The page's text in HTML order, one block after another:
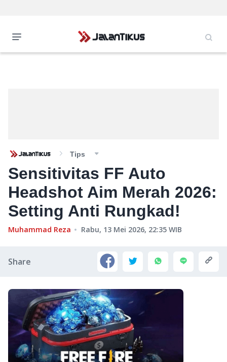
Tips
Sensitivitas FF Auto
Headshot Aim Merah 2026:
Setting Anti Rungkad!
Muhammad Reza Rabu, 13 Mei 2026, 22:35 WIB
Share